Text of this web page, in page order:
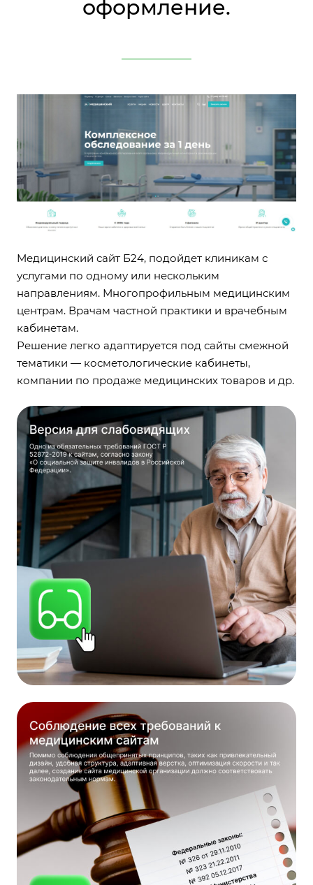
оформление.
Медицинский сайт Б24, подойдет клиникам с
услугами по одному или нескольким
направлениям. Многопрофильным медицинским
центрам. Врачам частной практики и врачебным
кабинетам.
Решение легко адаптируется под сайты смежной
тематики — косметологические кабинеты,
компании по продаже медицинских товаров и др.